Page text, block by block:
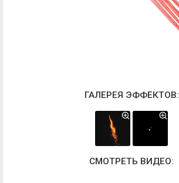
ГАЛЕРЕЯ ЭФФЕКТОВ:
СМОТРЕТЬ ВИДЕО: